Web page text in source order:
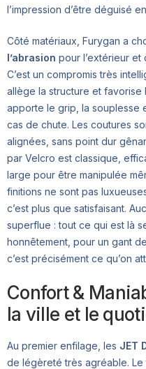
l’impression d’être déguisé
Côté matériaux, Furygan a
l’abrasion pour l’extérieur et
C’est un compromis très
allège la structure et favorise
apporte le grip, la souplesse
cas de chute. Les coutures
alignées, sans point dur
par Velcro est classique,
large pour être manipulée
finitions ne sont pas
c’est plus que satisfaisant.
superflue : tout ce qui est là
honnêtement, pour un gant
c’est précisément ce qu’on
Confort &
la ville et le
Au premier enfilage, les JET
de légèreté très agréable.